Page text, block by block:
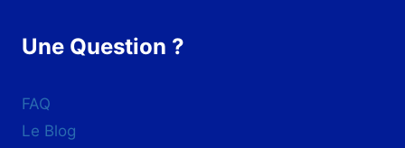
Une Question ?
FAQ
Le Blog